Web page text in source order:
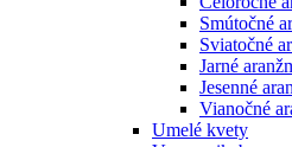
Smútočné
Sviatočné
Jarné
Jesenné
Vianočné
Umelé kvety